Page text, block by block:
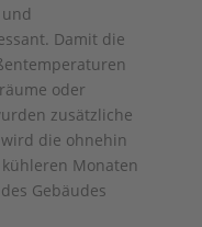
Damit die
oder
zusätzliche
die ohnehin
Monaten
Gebäudes